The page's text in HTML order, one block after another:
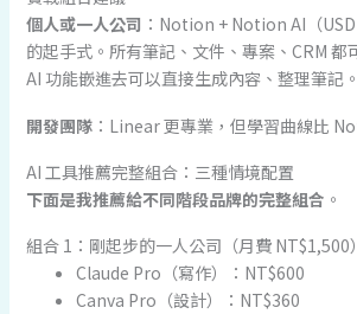
個人或一人公司 ：Notion + Notion AI（
的起手式。所有筆記、文件、專案、CRM 都
AI 功能嵌進去可以直接生成內容、整理筆記。
開發團隊：Linear 更專業，但學習曲線比
AI 工具推薦完整組合：三種情境配置
下面是我推薦給不同階段品牌的完整組合 。
組合 1：剛起步的一人公司（月費 NT$1,500）
Claude Pro（寫作）：NT$600
Canva Pro（設計）：NT$360